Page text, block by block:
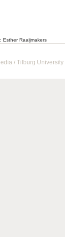
Esther Raaijmakers
/ Tilburg University |